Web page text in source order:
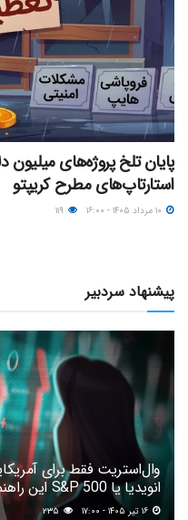
استارتاپ‌های مطرح کریپتو
پیشنهاد سردبیر
وال‌استریت فقط برای
انویدیا یا S&P 500 این راهنما را بخوانید
۲۳۵